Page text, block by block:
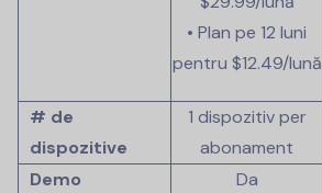
• Plan pe 12 luni
pentru $12.49/lună
# de
dispozitive
1 dispozitiv per
abonament
Demo
Da